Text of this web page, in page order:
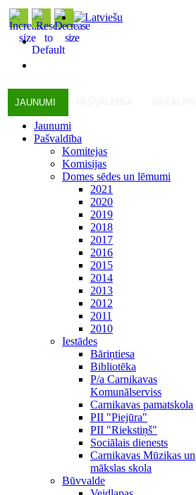
JAUNUMI
Jaunumi
Pašvaldība
Komitejas
Komisijas
Domes sēdes un lēmumi
2021
2020
2019
2018
2017
2016
2015
2014
2013
2012
2011
2010
Iestādes
Bāriņtiesa
Bibliotēka
P/a Carnikavas
Komunālserviss
Carnikavas pamatskola
PII "Piejūra"
PII "Riekstiņš"
Sociālais dienests
Carnikavas Mūzikas un
mākslas skola
Būvvalde